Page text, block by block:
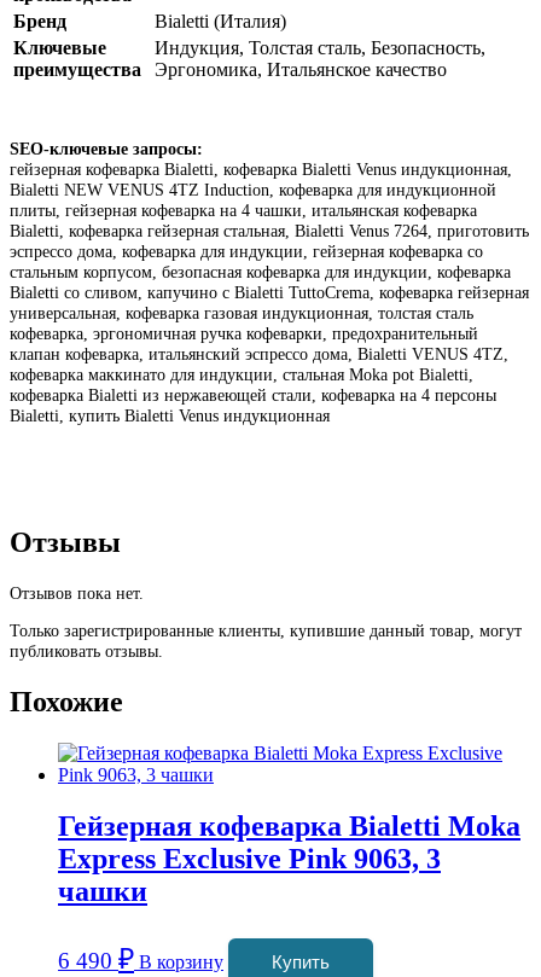
Бренд
Bialetti (Италия)
Ключевые
преимущества
Индукция, Толстая сталь, Безопасность,
Эргономика, Итальянское качество
SEO-ключевые запросы:
гейзерная кофеварка Bialetti, кофеварка Bialetti Venus индукционная,
Bialetti NEW VENUS 4TZ Induction, кофеварка для индукционной
плиты, гейзерная кофеварка на 4 чашки, итальянская кофеварка
Bialetti, кофеварка гейзерная стальная, Bialetti Venus 7264, приготовить
эспрессо дома, кофеварка для индукции, гейзерная кофеварка со
стальным корпусом, безопасная кофеварка для индукции, кофеварка
Bialetti со сливом, капучино с Bialetti TuttoCrema, кофеварка гейзерная
универсальная, кофеварка газовая индукционная, толстая сталь
кофеварка, эргономичная ручка кофеварки, предохранительный
клапан кофеварка, итальянский эспрессо дома, Bialetti VENUS 4TZ,
кофеварка маккинато для индукции, стальная Moka pot Bialetti,
кофеварка Bialetti из нержавеющей стали, кофеварка на 4 персоны
Bialetti, купить Bialetti Venus индукционная
Отзывы
Отзывов пока нет.
Только зарегистрированные клиенты, купившие данный товар, могут
публиковать отзывы.
Похожие
Гейзерная кофеварка Bialetti Moka
Express Exclusive Pink 9063, 3
чашки
6 490 ₽ В корзину Купить